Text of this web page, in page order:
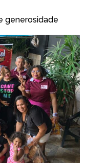
generosidade